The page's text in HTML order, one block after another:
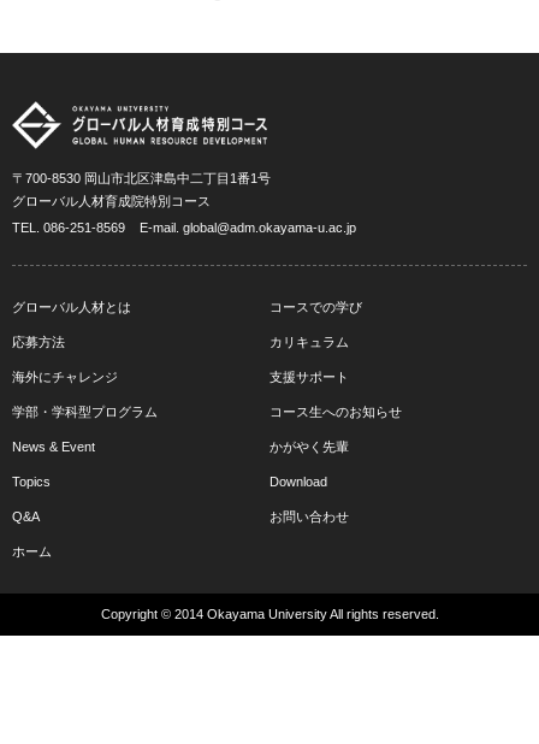
〒700-8530 岡山市北区津島中二丁目1番1号
グローバル人材育成院特別コース
TEL. 086-251-8569 E-mail. global@adm.okayama-u.ac.jp
グローバル人材とは コースでの学び
応募方法 カリキュラム
海外にチャレンジ 支援サポート
学部・学科型プログラム コース生へのお知らせ
News & Event かがやく先輩
Topics Download
Q&A お問い合わせ
ホーム
Copyright © 2014 Okayama University All rights reserved.